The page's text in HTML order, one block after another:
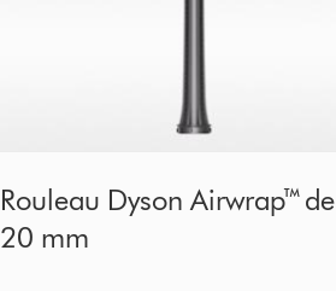
Rouleau
Dyson
Rouleau Dyson Airwrap™ de
20 mm